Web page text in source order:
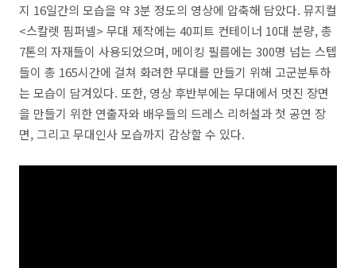
지 16일간의 모습을 약 3분 정도의 영상에 압축해 담았다. 뮤지컬
<스칼렛 핌퍼넬> 무대 제작에는 40피트 컨테이너 10대 분량, 총
7톤의 자재들이 사용되었으며, 메이킹 필름에는 300명 넘는 스텝
들이 총 165시간에 걸쳐 화려한 무대를 만들기 위해 고군분투하
는 모습이 담겨있다. 또한, 영상 후반부에는 무대에서 멋진 장면
을 만들기 위한 연출자와 배우들의 드레스 리허설과 첫 공연 장
면, 그리고 무대인사 모습까지 감상할 수 있다.